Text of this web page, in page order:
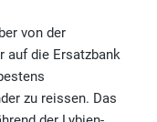
von der
auf die Ersatzbank
zu reissen. Das